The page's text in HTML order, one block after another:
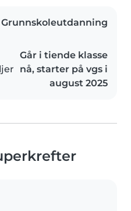
Grunnskoleutdanning
Går i tiende klasse
nå, starter på vgs i
august 2025